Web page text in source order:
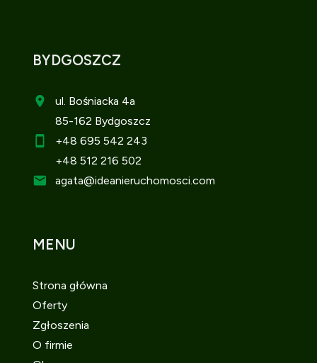
BYDGOSZCZ
ul. Bośniacka 4a
85-162 Bydgoszcz
+48 695 542 243
+48 512 216 502
agata@ideanieruchomosci.com
MENU
Strona główna
Oferty
Zgłoszenia
O firmie